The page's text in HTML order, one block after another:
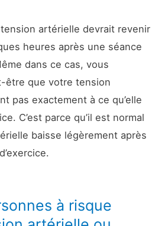
artérielle devrait revenir
heures après une séance
dans ce cas, vous
être que votre tension
pas exactement à ce qu’elle
C’est parce qu’il est normal
baisse légèrement après
à risque